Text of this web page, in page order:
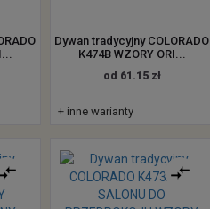
Dywan tradycyjny COLORADO
K474B WZORY ORI...
od 61.15 zł
+ inne warianty